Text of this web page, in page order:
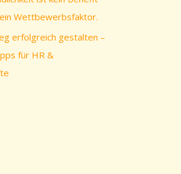
Wettbewerbsfaktor.
erfolgreich gestalten –
für HR &